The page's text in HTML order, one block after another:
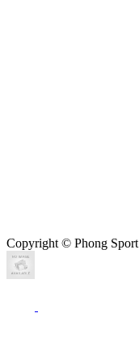
Copyright © Phong Sport